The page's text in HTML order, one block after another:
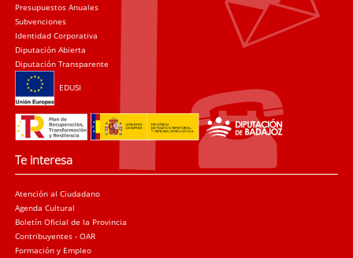
Presupuestos Anuales
Subvenciones
Identidad Corporativa
Diputación Abierta
Diputación Transparente
EDUSI
Te interesa
Atención al Ciudadano
Agenda Cultural
Boletín Oficial de la Provincia
Contribuyentes - OAR
Formación y Empleo